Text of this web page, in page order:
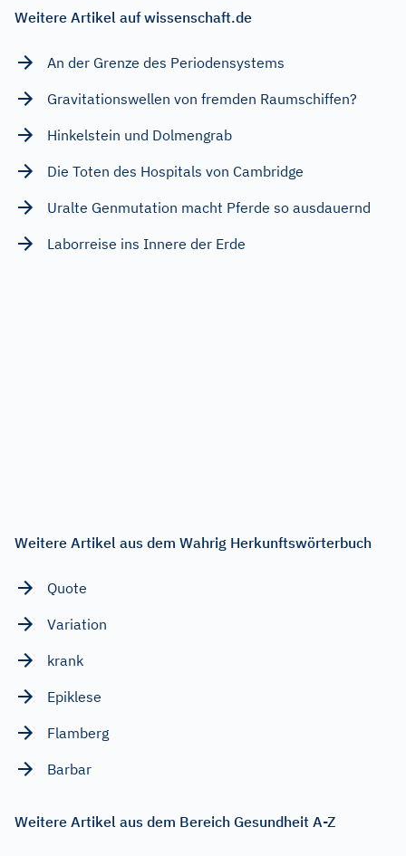
Weitere Artikel auf wissenschaft.de
An der Grenze des Periodensystems
Gravitationswellen von fremden Raumschiffen?
Hinkelstein und Dolmengrab
Die Toten des Hospitals von Cambridge
Uralte Genmutation macht Pferde so ausdauernd
Laborreise ins Innere der Erde
Weitere Artikel aus dem Wahrig Herkunftswörterbuch
Quote
Variation
krank
Epiklese
Flamberg
Barbar
Weitere Artikel aus dem Bereich Gesundheit A-Z